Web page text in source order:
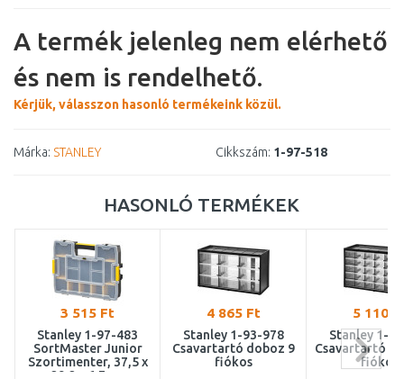
A termék jelenleg nem elérhető
és nem is rendelhető.
Kérjük, válasszon hasonló termékeink közül.
Márka: STANLEY Cikkszám: 1-97-518
HASONLÓ TERMÉKEK
3 515 Ft
Stanley 1-97-483
SortMaster Junior
Szortimenter, 37,5 x
29,2 x 6,7 cm
4 865 Ft
Stanley 1-93-978
Csavartartó doboz 9
fiókos
5 110
Stanley 1-
Csavartartó
fiókos